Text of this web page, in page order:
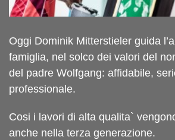
Oggi Dominik Mitterstieler guida
famiglia, nel solco dei valori del
del padre Wolfgang: affidabile,
professionale.
Cosi i lavori di alta qualita`
anche nella terza generazione.